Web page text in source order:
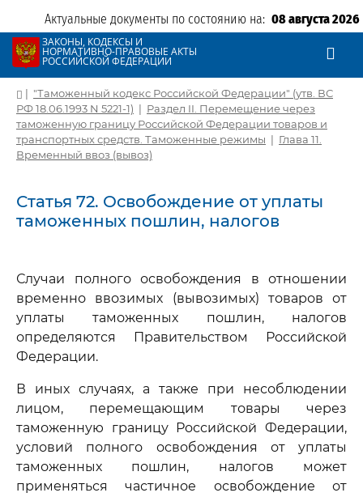
Актуальные документы по состоянию на: 08 августа 2026
ЗАКОНЫ, КОДЕКСЫ И
НОРМАТИВНО-ПРАВОВЫЕ АКТЫ
РОССИЙСКОЙ ФЕДЕРАЦИИ
| "Таможенный кодекс Российской Федерации" (утв. ВС
РФ 18.06.1993 N 5221-1) | Раздел II. Перемещение через
таможенную границу Российской Федерации товаров и
транспортных средств. Таможенные режимы | Глава 11.
Временный ввоз (вывоз)
Статья 72. Освобождение от уплаты
таможенных пошлин, налогов
Случаи полного освобождения в отношении
временно ввозимых (вывозимых) товаров от
уплаты таможенных пошлин, налогов
определяются Правительством Российской
Федерации.
В иных случаях, а также при несоблюдении
лицом, перемещающим товары через
таможенную границу Российской Федерации,
условий полного освобождения от уплаты
таможенных пошлин, налогов может
применяться частичное освобождение от